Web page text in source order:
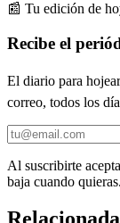
📰 Tu edición de
Recibe el
El diario para
correo, todos los
Al suscribirte
baja cuando quieras.